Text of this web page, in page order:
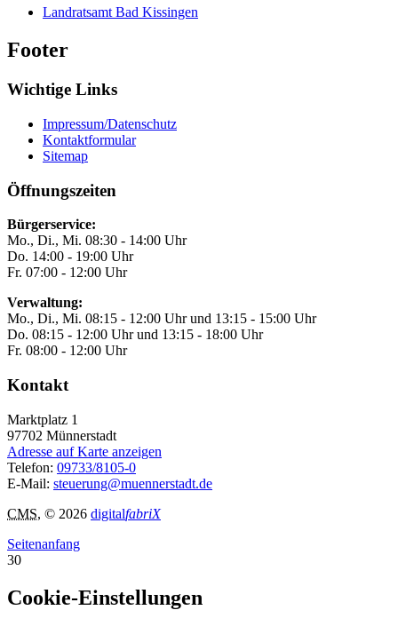
Landratsamt Bad Kissingen
Footer
Wichtige Links
Impressum/Datenschutz
Kontaktformular
Sitemap
Öffnungszeiten
Bürgerservice:
Mo., Di., Mi. 08:30 - 14:00 Uhr
Do. 14:00 - 19:00 Uhr
Fr. 07:00 - 12:00 Uhr
Verwaltung:
Mo., Di., Mi. 08:15 - 12:00 Uhr und 13:15 - 15:00 Uhr
Do. 08:15 - 12:00 Uhr und 13:15 - 18:00 Uhr
Fr. 08:00 - 12:00 Uhr
Kontakt
Marktplatz 1
97702 Münnerstadt
Adresse auf Karte anzeigen
Telefon: 09733/8105-0
E-Mail: steuerung@muennerstadt.de
CMS, © 2026 digitalfabriX
Seitenanfang
30
Cookie-Einstellungen